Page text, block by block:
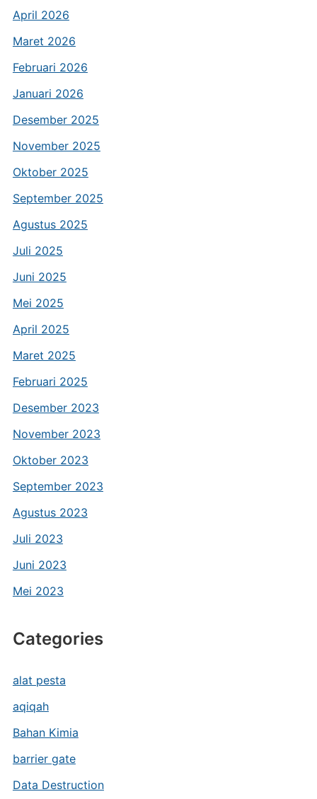
April 2026
Maret 2026
Februari 2026
Januari 2026
Desember 2025
November 2025
Oktober 2025
September 2025
Agustus 2025
Juli 2025
Juni 2025
Mei 2025
April 2025
Maret 2025
Februari 2025
Desember 2023
November 2023
Oktober 2023
September 2023
Agustus 2023
Juli 2023
Juni 2023
Mei 2023
Categories
alat pesta
aqiqah
Bahan Kimia
barrier gate
Data Destruction